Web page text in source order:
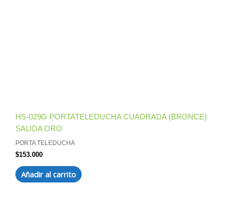
HS-029G PORTATELEDUCHA CUADRADA (BRONCE)
SALIDA ORO
PORTA TELEDUCHA
$153.000
Añadir al carrito